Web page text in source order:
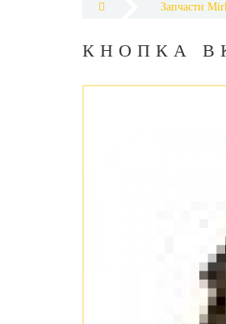
Запчасти
КНОПКА